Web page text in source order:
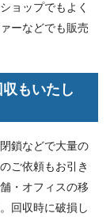
ョップでもよく
ーなどでも販売
もいたし
鎖などで大量の
ご依頼もお引き
・オフィスの移
回収時に破損し